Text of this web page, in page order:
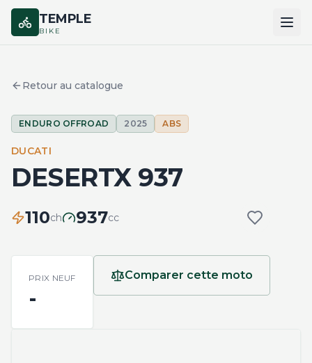
TEMPLE
BIKE
MARQUES
COMPARER
Retour au catalogue
ENDURO OFFROAD 2025 ABS
DUCATI
DESERTX 937
110ch 937cc
PRIX NEUF
-
Comparer cette moto